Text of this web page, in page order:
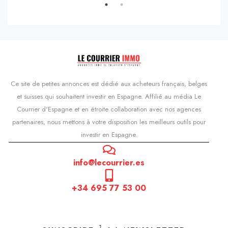
Ce site de petites annonces est dédié aux acheteurs français, belges
et suisses qui souhaitent investir en Espagne. Affilié au média Le
Courrier d'Espagne et en étroite collaboration avec nos agences
partenaires, nous mettons à votre disposition les meilleurs outils pour
investir en Espagne.
info@lecourrier.es
+34 695 77 53 00